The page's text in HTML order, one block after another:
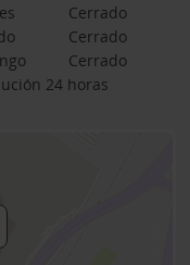
Cerrado
Cerrado
Cerrado
24 horas